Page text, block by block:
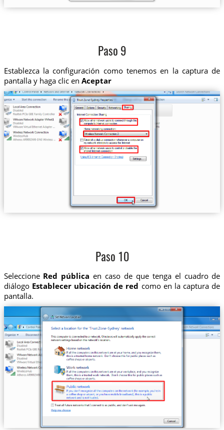
Paso 9
Establezca la configuración como tenemos en la captura de
pantalla y haga clic en Aceptar
Paso 10
Seleccione Red pública en caso de que tenga el cuadro de
diálogo Establecer ubicación de red como en la captura de
pantalla.